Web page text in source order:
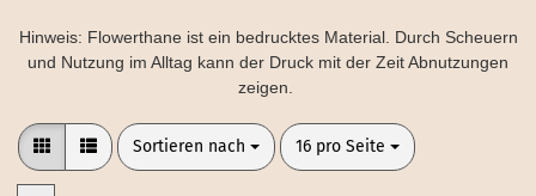
Hinweis: Flowerthane ist ein bedrucktes Material. Durch Scheuern
und Nutzung im Alltag kann der Druck mit der Zeit Abnutzungen
zeigen.
Sortieren nach
Sortieren nach 16 pro Seite
pro Seite